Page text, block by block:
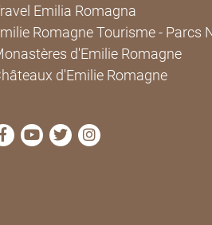
Emilia Romagna
Romagne Tourisme - Parcs
d'Emilie Romagne
d'Emilie Romagne
Visitez la page Facebook de
Visitez la page YouTube
Visitez la page Twitter
Visitez la page